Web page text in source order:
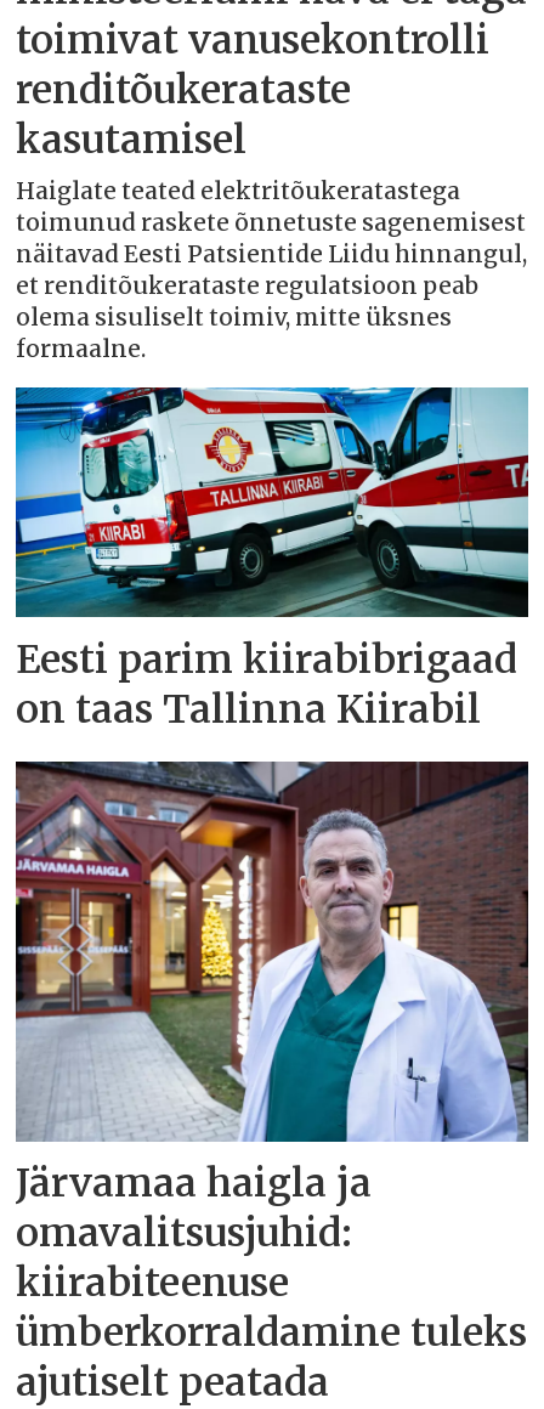
toimivat vanusekontrolli
renditõukerataste
kasutamisel
Haiglate teated elektritõukeratastega
toimunud raskete õnnetuste sagenemisest
näitavad Eesti Patsientide Liidu hinnangul,
et renditõukerataste regulatsioon peab
olema sisuliselt toimiv, mitte üksnes
formaalne.
Eesti parim kiirabibrigaad
on taas Tallinna Kiirabil
Järvamaa haigla ja
omavalitsusjuhid:
kiirabiteenuse
ümberkorraldamine tuleks
ajutiselt peatada